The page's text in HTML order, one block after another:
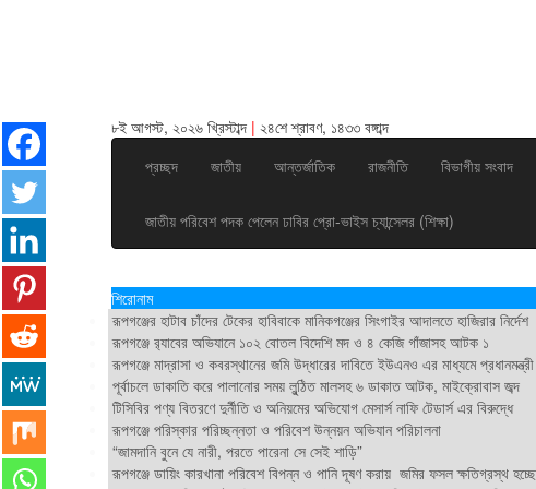
৮ই আগস্ট, ২০২৬ খ্রিস্টাব্দ | ২৪শে শ্রাবণ, ১৪৩৩ বঙ্গাব্দ
প্রচ্ছদ
জাতীয় আন্তর্জাতিক রাজনীতি বিভাগীয় সংবাদ
জাতীয় পরিবেশ পদক পেলেন ঢাবির প্রো-ভাইস চ্যান্সেলর (শিক্ষা)
শিরোনাম
রূপগঞ্জের হাটাব চাঁদের টেকের হাবিবাকে মানিকগঞ্জের সিংগাইর আদালতে হাজিরার নির্দেশ
রূপগঞ্জে র‍্যাবের অভিযানে ১০২ বোতল বিদেশি মদ ও ৪ কেজি গাঁজাসহ আটক ১
রূপগঞ্জে মাদ্রাসা ও কবরস্থানের জমি উদ্ধারের দাবিতে ইউএনও এর মাধ্যমে প্রধানমন্ত্রী
পূর্বাচলে ডাকাতি করে পালানোর সময় লুন্ঠিত মালসহ ৬ ডাকাত আটক, মাইক্রোবাস জব্দ
টিসিবির পণ্য বিতরণে দুর্নীতি ও অনিয়মের অভিযোগ মেসার্স নাফি টেডার্স এর বিরুদ্ধে
রূপগঞ্জে পরিস্কার পরিচ্ছন্নতা ও পরিবেশ উন্নয়ন অভিযান পরিচালনা
“জামদানি বুনে যে নারী, পরতে পারেনা সে সেই শাড়ি”
রূপগঞ্জে ডায়িং কারখানা পরিবেশ বিপন্ন ও পানি দূষণ করায় জমির ফসল ক্ষতিগ্রস্থ